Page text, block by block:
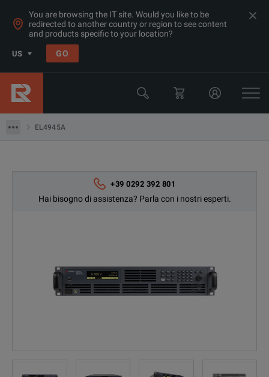
You are browsing the IT site. Would you like to be
redirected to another country or region to see content
and products specific to your location?
US GO
EL4945A
Alimentazioni e Carichi Elettronici
Keysight Technologies
+39 0292 392 801
Hai bisogno di assistenza? Parla con i nostri esperti.